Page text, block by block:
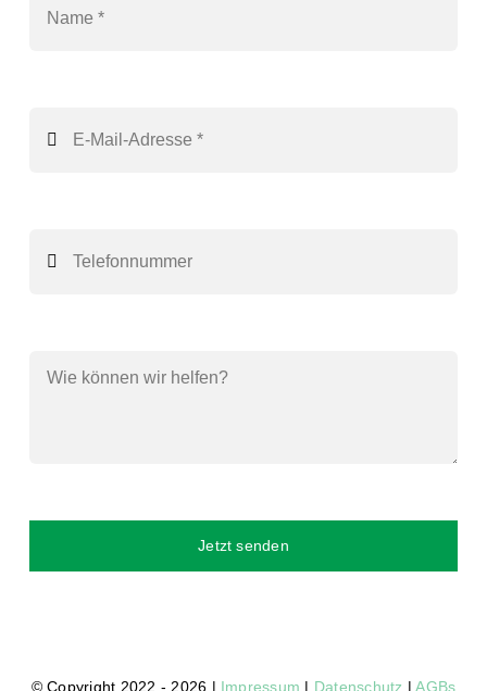
Jetzt senden
© Copyright 2022 - 2026 | Impressum | Datenschutz |AGBs